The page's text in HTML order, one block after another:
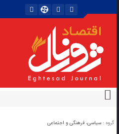
گروه : سیاسی، فرهنگی و اجتماعی